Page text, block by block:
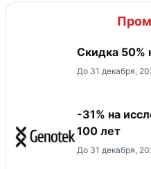
Скидка 50%
До 31 декабря,
-31% на
100 лет
До 31 декабря,